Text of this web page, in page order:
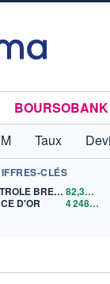
BOURSOBANK
Taux
CLÉS
PÉTROLE BRENT
82,34$US
D'OR
4 248,07